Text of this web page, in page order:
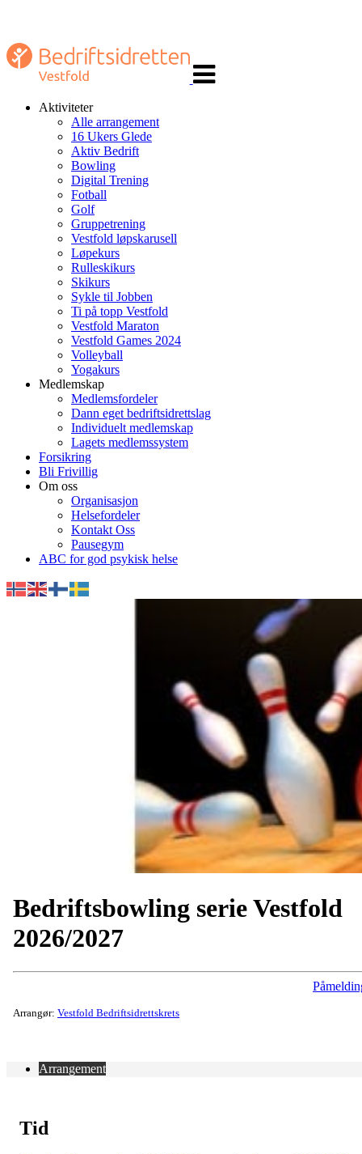
navigasjon
Aktiviteter
Alle arrangement
16 Ukers Glede
Aktiv Bedrift
Bowling
Digital Trening
Fotball
Golf
Gruppetrening
Vestfold løpskarusell
Løpekurs
Rulleskikurs
Skikurs
Sykle til Jobben
Ti på topp Vestfold
Vestfold Maraton
Vestfold Games 2024
Volleyball
Yogakurs
Medlemskap
Medlemsfordeler
Dann eget bedriftsidrettslag
Individuelt medlemskap
Lagets medlemssystem
Forsikring
Bli Frivillig
Om oss
Organisasjon
Helsefordeler
Kontakt Oss
Pausegym
ABC for god psykisk helse
Bedriftsbowling serie Vestfold
2026/2027
Arrangør: Vestfold Bedriftsidrettskrets
Arrangement
Tid